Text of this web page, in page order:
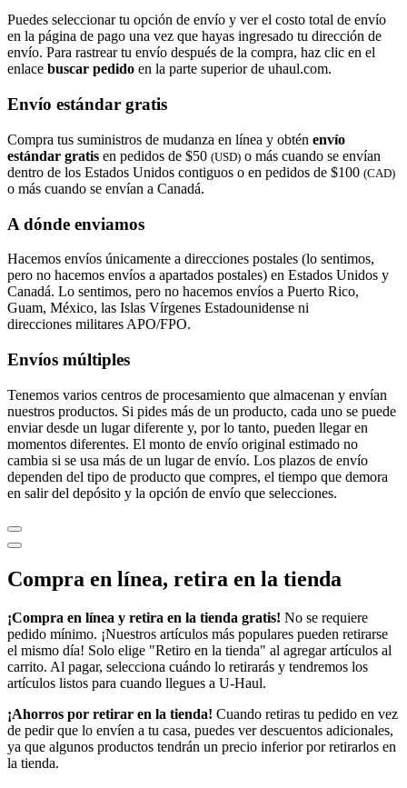
Puedes seleccionar tu opción de envío y ver el costo total de envío
en la página de pago una vez que hayas ingresado tu dirección de
envío. Para rastrear tu envío después de la compra, haz clic en el
enlace buscar pedido​​​​​​​ en la parte superior de uhaul.com.
Envío estándar gratis
Compra tus suministros de mudanza en línea y obtén envío
estándar gratis en pedidos de $50 (USD) o más cuando se envían
dentro de los Estados Unidos contiguos o en pedidos de $100 (CAD)
o más cuando se envían a Canadá.
A dónde enviamos
Hacemos envíos únicamente a direcciones postales (lo sentimos,
pero no hacemos envíos a apartados postales) en Estados Unidos y
Canadá. Lo sentimos, pero no hacemos envíos a Puerto Rico,
Guam, México, las Islas Vírgenes Estadounidense ni
direcciones militares APO/FPO.
Envíos múltiples
Tenemos varios centros de procesamiento que almacenan y envían
nuestros productos. Si pides más de un producto, cada uno se puede
enviar desde un lugar diferente y, por lo tanto, pueden llegar en
momentos diferentes. El monto de envío original estimado no
cambia si se usa más de un lugar de envío. Los plazos de envío
dependen del tipo de producto que compres, el tiempo que demora
en salir del depósito y la opción de envío que selecciones.
Compra en línea, retira en la tienda
¡Compra en línea y retira en la tienda gratis! No se requiere
pedido mínimo. ¡Nuestros artículos más populares pueden retirarse
el mismo día! Solo elige "Retiro en la tienda" al agregar artículos al
carrito. Al pagar, selecciona cuándo lo retirarás y tendremos los
artículos listos para cuando llegues a U-Haul.
¡Ahorros por retirar en la tienda! Cuando retiras tu pedido en vez
de pedir que lo envíen a tu casa, puedes ver descuentos adicionales,
ya que algunos productos tendrán un precio inferior por retirarlos en
la tienda.